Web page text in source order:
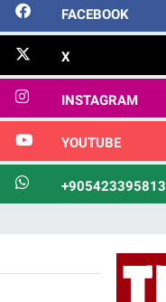
FACEBOOK
X
INSTAGRAM
YOUTUBE
+905423395813